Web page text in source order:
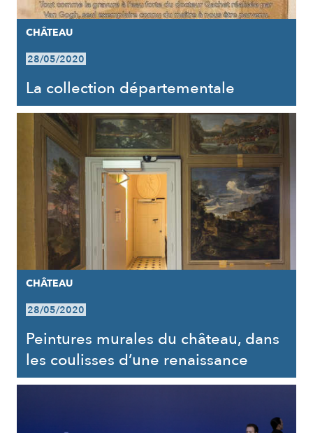
CHÂTEAU
28/05/2020
La collection départementale
CHÂTEAU
28/05/2020
Peintures murales du château, dans
les coulisses d’une renaissance